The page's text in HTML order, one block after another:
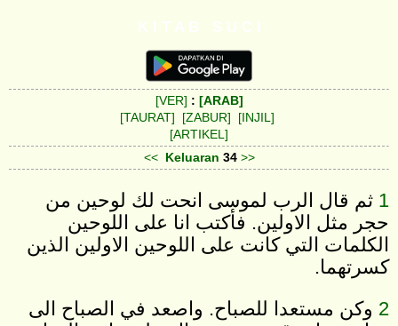
[VER] : [ARAB]
[TAURAT]
[ZABUR]
[INJIL]
[ARTIKEL]
<< Keluaran 34 >>
1 ثم قال الرب لموسى انحت لك لوحين من
حجر مثل الاولين. فأكتب انا على اللوحين
الكلمات التي كانت على اللوحين الاولين الذين
كسرتهما.
2 وكن مستعدا للصباح. واصعد في الصباح الى